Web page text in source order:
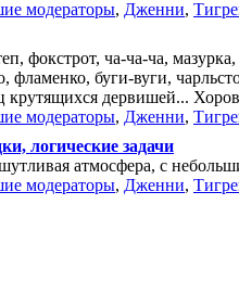
модераторы, Дженни,
фокстрот, ча-ча-ча,
фламенко, буги-вуги,
крутящихся дервишей...
модераторы, Дженни,
логические задачи
атмосфера, с
модераторы, Дженни,